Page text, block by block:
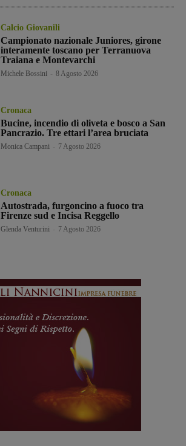
Calcio Giovanili
Campionato nazionale Juniores, girone
interamente toscano per Terranuova
Traiana e Montevarchi
Michele Bossini 8 Agosto 2026
Cronaca
Bucine, incendio di oliveta e bosco a San
Pancrazio. Tre ettari l’area bruciata
Monica Campani 7 Agosto 2026
Cronaca
Autostrada, furgoncino a fuoco tra
Firenze sud e Incisa Reggello
Glenda Venturini 7 Agosto 2026